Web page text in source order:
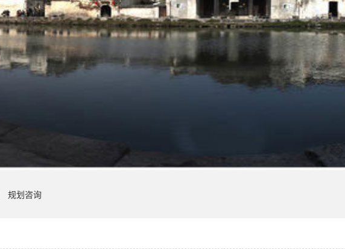
规划咨询